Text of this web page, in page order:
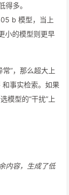
得多。
b 模型，当上
小的模型则更早
”，那么超大上
事实检索。如果
模型的“干扰”上
内容，生成了低